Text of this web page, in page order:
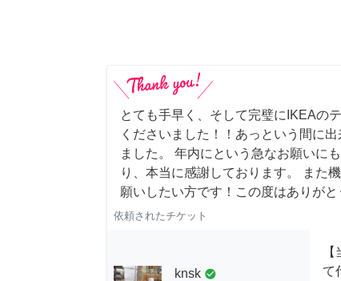
とても手早く、そして完璧にIKEAの
くださいました！！あっという間に
ました。 年内にという急なお願いに
り、本当に感謝しております。 また
願いしたい方です！この度はありがと
依頼されたチケット
knsk check_circle
て